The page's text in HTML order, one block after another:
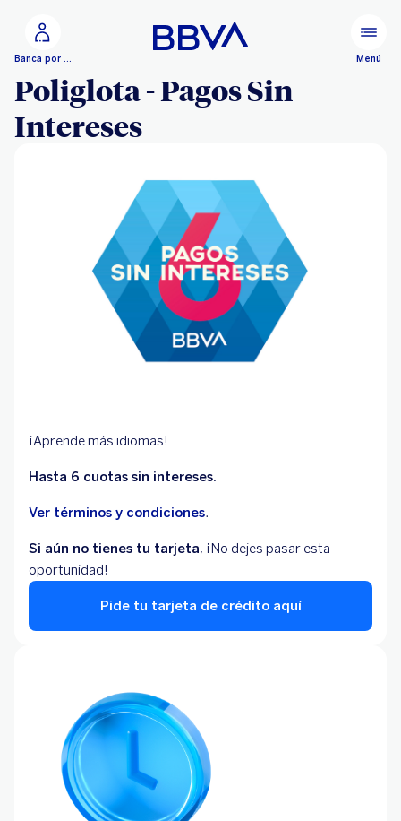
Banca por Internet Menú
Poliglota - Pagos Sin
Intereses
¡Aprende más idiomas!
Hasta 6 cuotas sin intereses.
Ver términos y condiciones.
Si aún no tienes tu tarjeta, ¡No dejes pasar esta
oportunidad!
Pide tu tarjeta de crédito aquí